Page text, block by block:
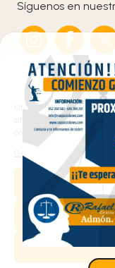
de
Utilizamos cookies
sitio web y personalizar
configurarlas según sus
Gestionar los servicios
Síguenos en
Haz clic